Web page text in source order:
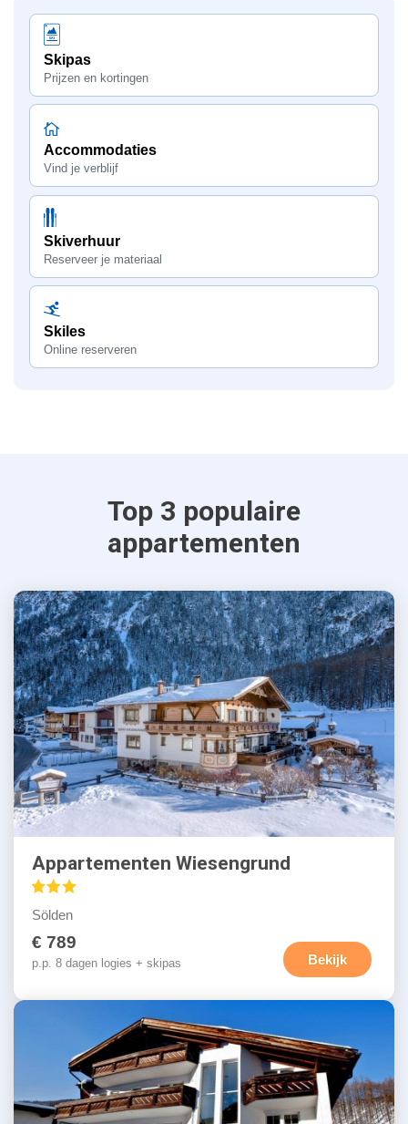
Skipas
Prijzen en kortingen
Accommodaties
Vind je verblijf
Skiverhuur
Reserveer je materiaal
Skiles
Online reserveren
Top 3 populaire
appartementen
Appartementen Wiesengrund
Sölden
€ 789
p.p. 8 dagen logies + skipas Bekijk